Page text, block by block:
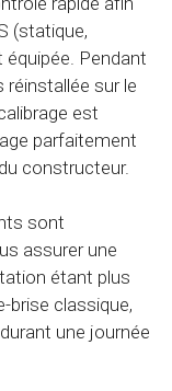
(statique,
Pendant
réinstallée sur le
est
parfaitement
constructeur.
sont
assurer une
étant plus
brise classique,
une journée